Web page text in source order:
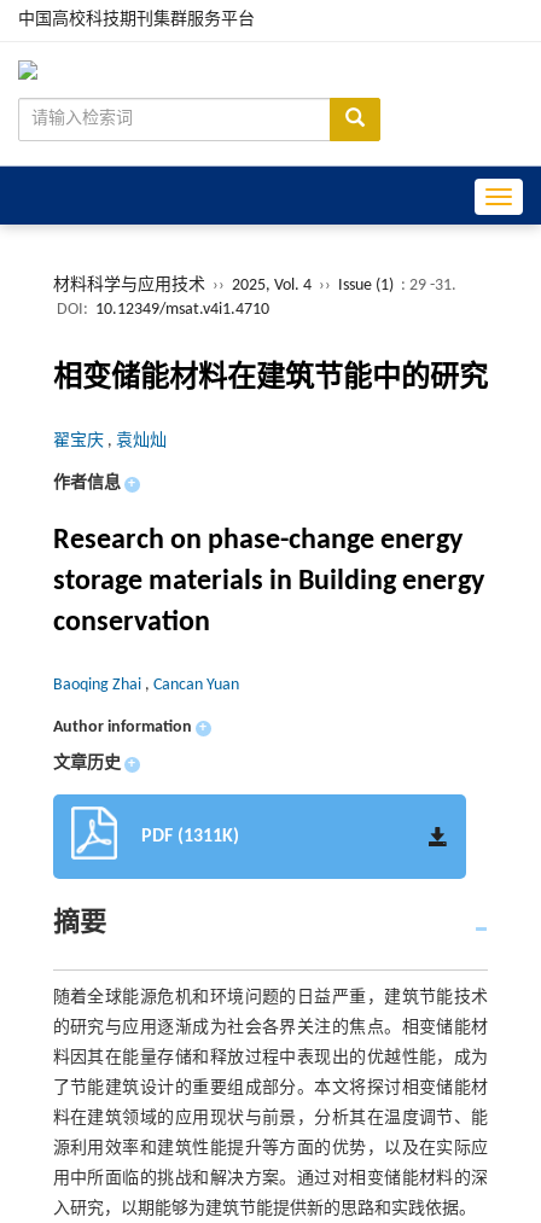
中国高校科技期刊集群服务平台
材料科学与应用技术 ›› 2025, Vol. 4 ›› Issue (1) : 29 -31.
DOI: 10.12349/msat.v4i1.4710
相变储能材料在建筑节能中的研究
翟宝庆 , 袁灿灿
作者信息 +
Research on phase-change energy
storage materials in Building energy
conservation
Baoqing Zhai , Cancan Yuan
Author information +
文章历史 +
PDF (1311K)
摘要
随着全球能源危机和环境问题的日益严重，建筑节能技术
的研究与应用逐渐成为社会各界关注的焦点。相变储能材
料因其在能量存储和释放过程中表现出的优越性能，成为
了节能建筑设计的重要组成部分。本文将探讨相变储能材
料在建筑领域的应用现状与前景，分析其在温度调节、能
源利用效率和建筑性能提升等方面的优势，以及在实际应
用中所面临的挑战和解决方案。通过对相变储能材料的深
入研究，以期能够为建筑节能提供新的思路和实践依据。